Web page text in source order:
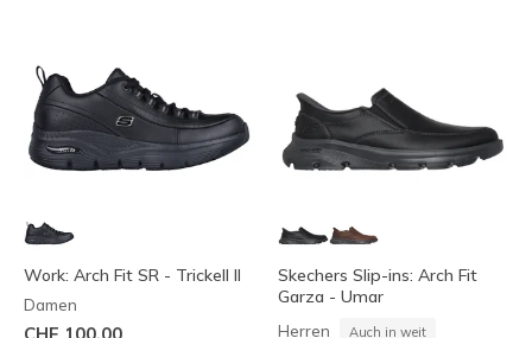
Work: Arch Fit SR - Trickell II
Damen
Skechers Slip-ins: Arch Fit
Garza - Umar
Herren Auch in weit